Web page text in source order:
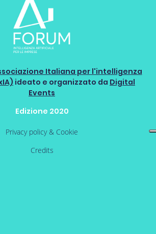
Italiana per l'intelligenza
ideato e organizzato da Digital
Events
Edizione 2020
Privacy policy & Cookie
Credits